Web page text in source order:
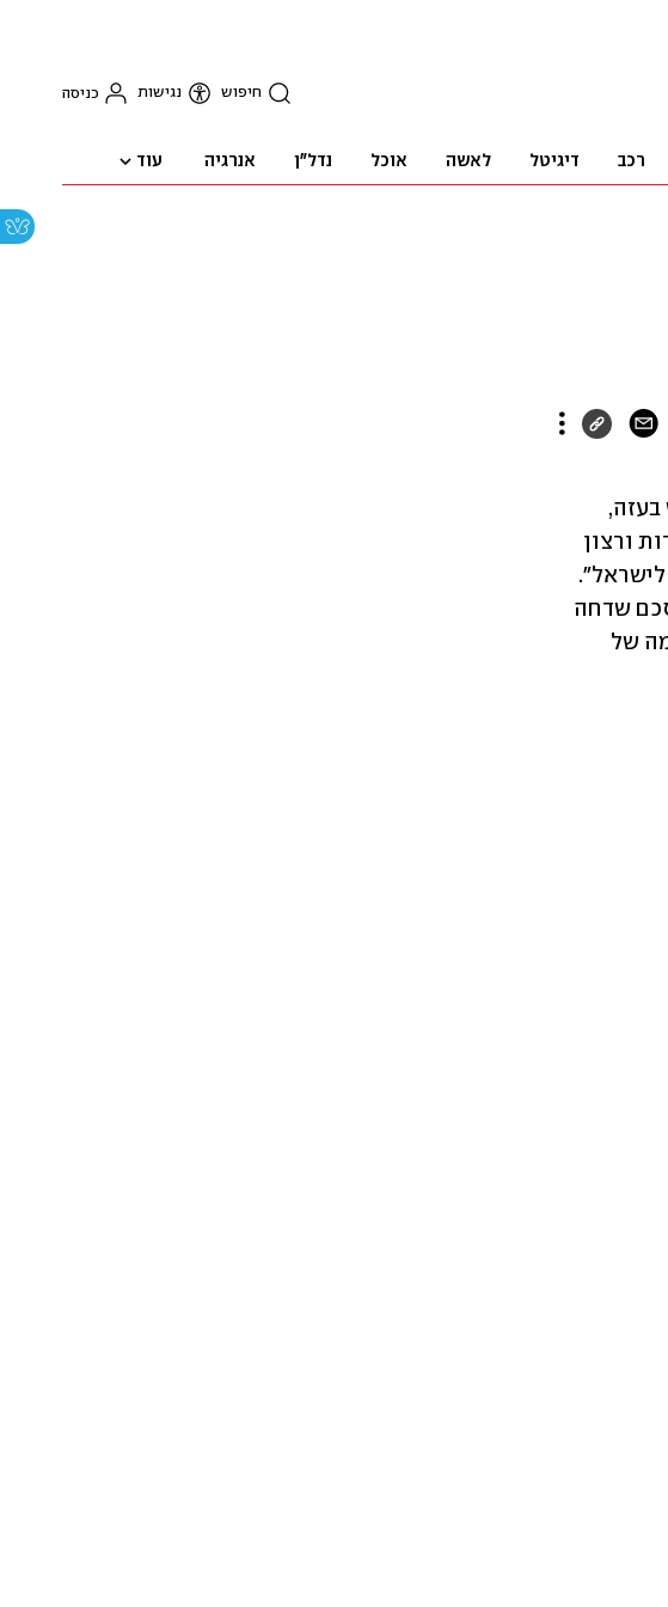
חיפוש נגישות כניסה
רכב דיגיטל לאשה אוכל נדל"ן אנרגיה עוד